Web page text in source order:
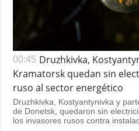
00:45 Druzhkivka,
Kramatorsk quedan sin
ruso al sector energético
Druzhkivka, Kostyantynivka y
de Donetsk, quedaron sin
los invasores rusos contra